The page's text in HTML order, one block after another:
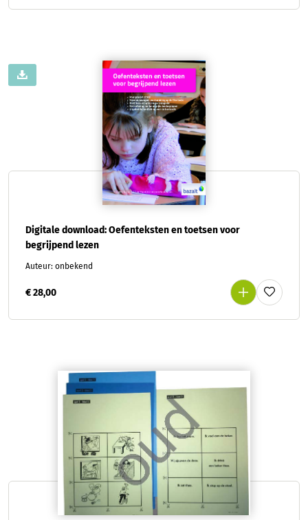
Digitale download: Oefenteksten en toetsen voor
begrijpend lezen
Auteur: onbekend
€ 28,00